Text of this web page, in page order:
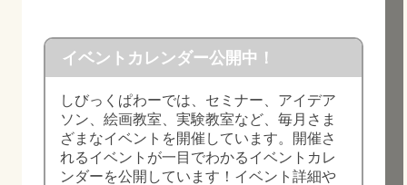
イベントカレンダー公開中！
しびっくぱわーでは、セミナー、アイデア
ソン、絵画教室、実験教室など、毎月さま
ざまなイベントを開催しています。開催さ
れるイベントが一目でわかるイベントカレ
ンダーを公開しています！イベント詳細や